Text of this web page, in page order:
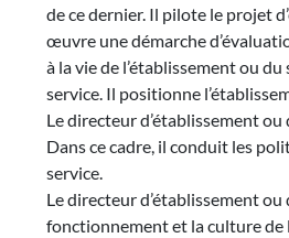
de ce dernier. Il pilote le projet
œuvre une démarche
à la vie de l’établissement ou
service. Il positionne
Le directeur d’établissement
Dans ce cadre, il conduit les
service.
Le directeur d’établissement
fonctionnement et la culture de